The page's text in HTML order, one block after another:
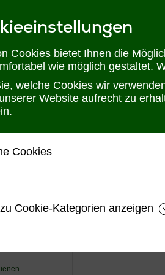
Cookies bietet Ihnen die
wie möglich gestaltet.
welche Cookies wir
Website aufrecht zu
Cookies
Cookie-Kategorien anzeigen
28 28 30